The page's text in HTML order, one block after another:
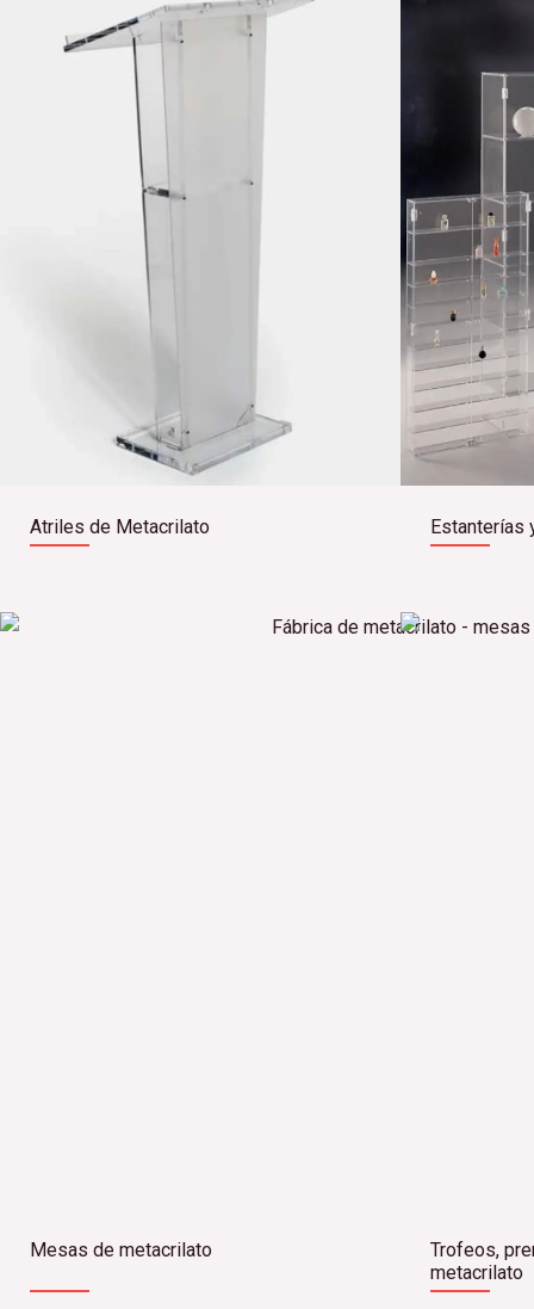
Atriles de Metacrilato Estanterías
Mesas de metacrilato
Trofeos,
metacrilato